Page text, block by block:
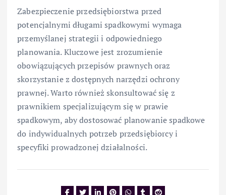
Zabezpieczenie przedsiębiorstwa przed
potencjalnymi długami spadkowymi wymaga
przemyślanej strategii i odpowiedniego
planowania. Kluczowe jest zrozumienie
obowiązujących przepisów prawnych oraz
skorzystanie z dostępnych narzędzi ochrony
prawnej. Warto również skonsultować się z
prawnikiem specjalizującym się w prawie
spadkowym, aby dostosować planowanie spadkowe
do indywidualnych potrzeb przedsiębiorcy i
specyfiki prowadzonej działalności.